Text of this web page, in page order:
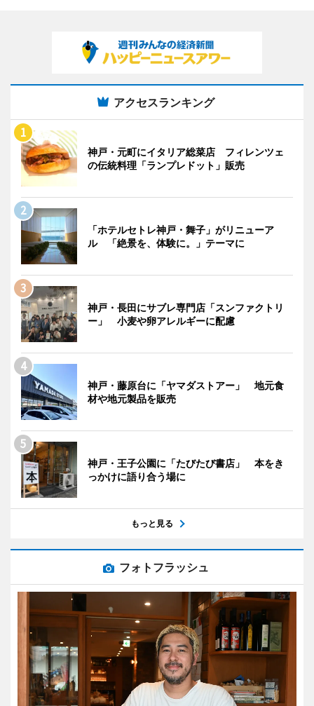
アクセスランキング
神戸・元町にイタリア総菜店 フィレンツェ
の伝統料理「ランプレドット」販売
「ホテルセトレ神戸・舞子」がリニューア
ル 「絶景を、体験に。」テーマに
神戸・長田にサブレ専門店「スンファクトリ
ー」 小麦や卵アレルギーに配慮
神戸・藤原台に「ヤマダストアー」 地元食
材や地元製品を販売
神戸・王子公園に「たびたび書店」 本をき
っかけに語り合う場に
もっと見る
フォトフラッシュ